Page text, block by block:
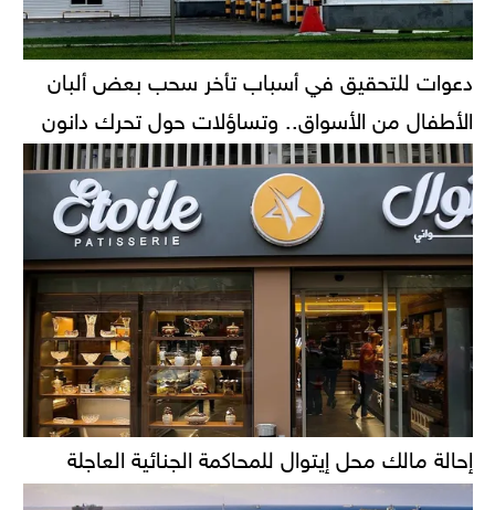
دعوات للتحقيق في أسباب تأخر سحب بعض ألبان
الأطفال من الأسواق.. وتساؤلات حول تحرك دانون
إحالة مالك محل إيتوال للمحاكمة الجنائية العاجلة